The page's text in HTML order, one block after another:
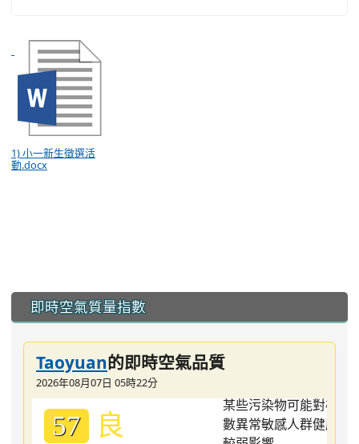
1) 小一新生徵選活
動.docx
::: 即時空氣質量指數
Taoyuan的即時空氣品質
2026年08月07日 05時22分
57 良